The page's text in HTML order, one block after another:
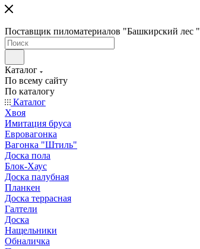
Поставщик пиломатериалов "Башкирский лес "
Каталог
По всему сайту
По каталогу
Каталог
Хвоя
Имитация бруса
Евровагонка
Вагонка "Штиль"
Доска пола
Блок-Хаус
Доска палубная
Планкен
Доска террасная
Галтели
Доска
Нащельники
Обналичка